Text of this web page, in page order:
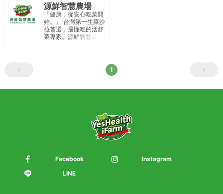
源鮮智慧農場
『健康，從安心吃菜開
始。』 台灣第一生菜沙
拉首選，最懂吃的活舒
菜專家。源鮮智慧農場
菌、沙門氏菌 為重點安
1
Facebook
Instagram
LINE